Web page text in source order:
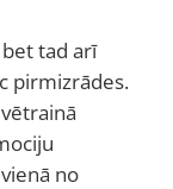
tad arī
pirmizrādes.
no